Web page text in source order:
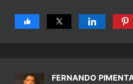
FERNANDO